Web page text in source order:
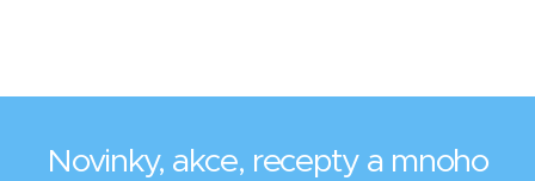
Novinky, akce, recepty a mnoho